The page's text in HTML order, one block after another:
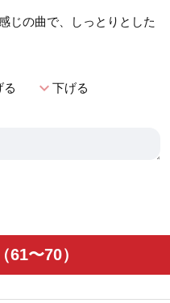
じの曲で、しっとりとした
る expand_more下げる
〜70）